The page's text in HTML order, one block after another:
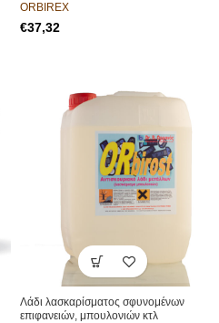
ORBIREX
€
Λάδι λασκαρίσματος σφυνομένων
επιφανειών, μπουλονιών κτλ